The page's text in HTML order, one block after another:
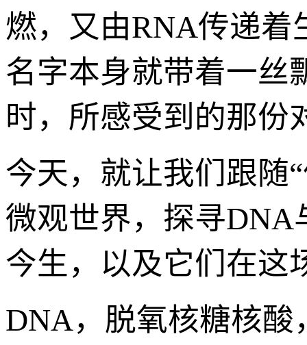
燃，又由RNA传递
名字本身就带着一丝
时，所感受到的那份
今天，就让我们跟随
微观世界，探寻DNA
今生，以及它们在这
DNA，脱氧核糖核